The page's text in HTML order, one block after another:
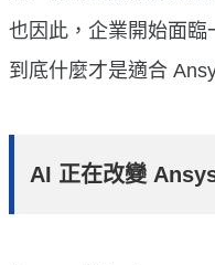
也因此，企業開始面臨
到底什麼才是適合
AI 正在改變